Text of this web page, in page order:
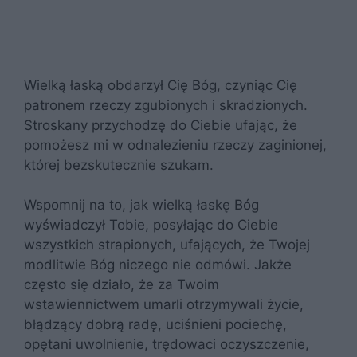
Wielką łaską obdarzył Cię Bóg, czyniąc Cię
patronem rzeczy zgubionych i skradzionych.
Stroskany przychodzę do Ciebie ufając, że
pomożesz mi w odnalezieniu rzeczy zaginionej,
której bezskutecznie szukam.
Wspomnij na to, jak wielką łaskę Bóg
wyświadczył Tobie, posyłając do Ciebie
wszystkich strapionych, ufających, że Twojej
modlitwie Bóg niczego nie odmówi. Jakże
często się działo, że za Twoim
wstawiennictwem umarli otrzymywali życie,
błądzący dobrą radę, uciśnieni pociechę,
opętani uwolnienie, trędowaci oczyszczenie,